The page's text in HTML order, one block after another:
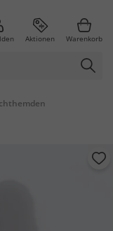
Aktionen Warenkorb